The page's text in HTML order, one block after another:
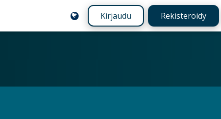
Kirjaudu Rekisteröidy